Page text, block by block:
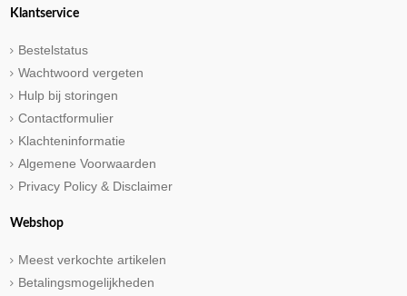
Klantservice
Bestelstatus
Wachtwoord vergeten
Hulp bij storingen
Contactformulier
Klachteninformatie
Algemene Voorwaarden
Privacy Policy & Disclaimer
Webshop
Meest verkochte artikelen
Betalingsmogelijkheden